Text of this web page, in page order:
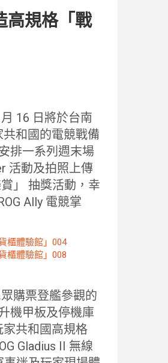
高規格「戰
16 日將於台南
和國的電競戰備
排一系列週末場
活動及拍照上傳
」 抽獎活動，幸
Ally 電競掌
購票登艦參觀的
機甲板及停機庫
家共和國高規格
Gladius II 無線